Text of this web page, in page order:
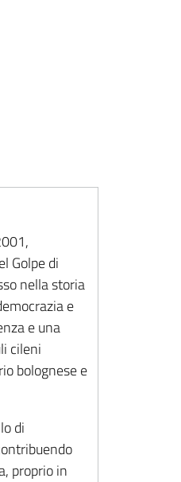
Golpe di
nella storia
e
e una
cileni
bolognese e
di
proprio in